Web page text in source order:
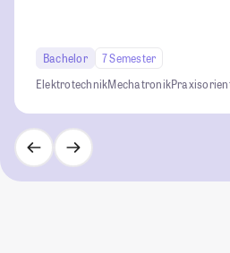
Bachelor
7 Semester
ElektrotechnikMechatronik